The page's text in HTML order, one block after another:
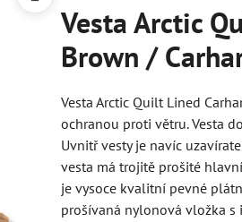
Vesta Arctic
Brown /
Vesta Arctic Quilt Lined
ochranou proti větru. Vesta
Uvnitř vesty je navíc
vesta má trojitě prošité
je vysoce kvalitní pevné
prošívaná nylonová vložka s